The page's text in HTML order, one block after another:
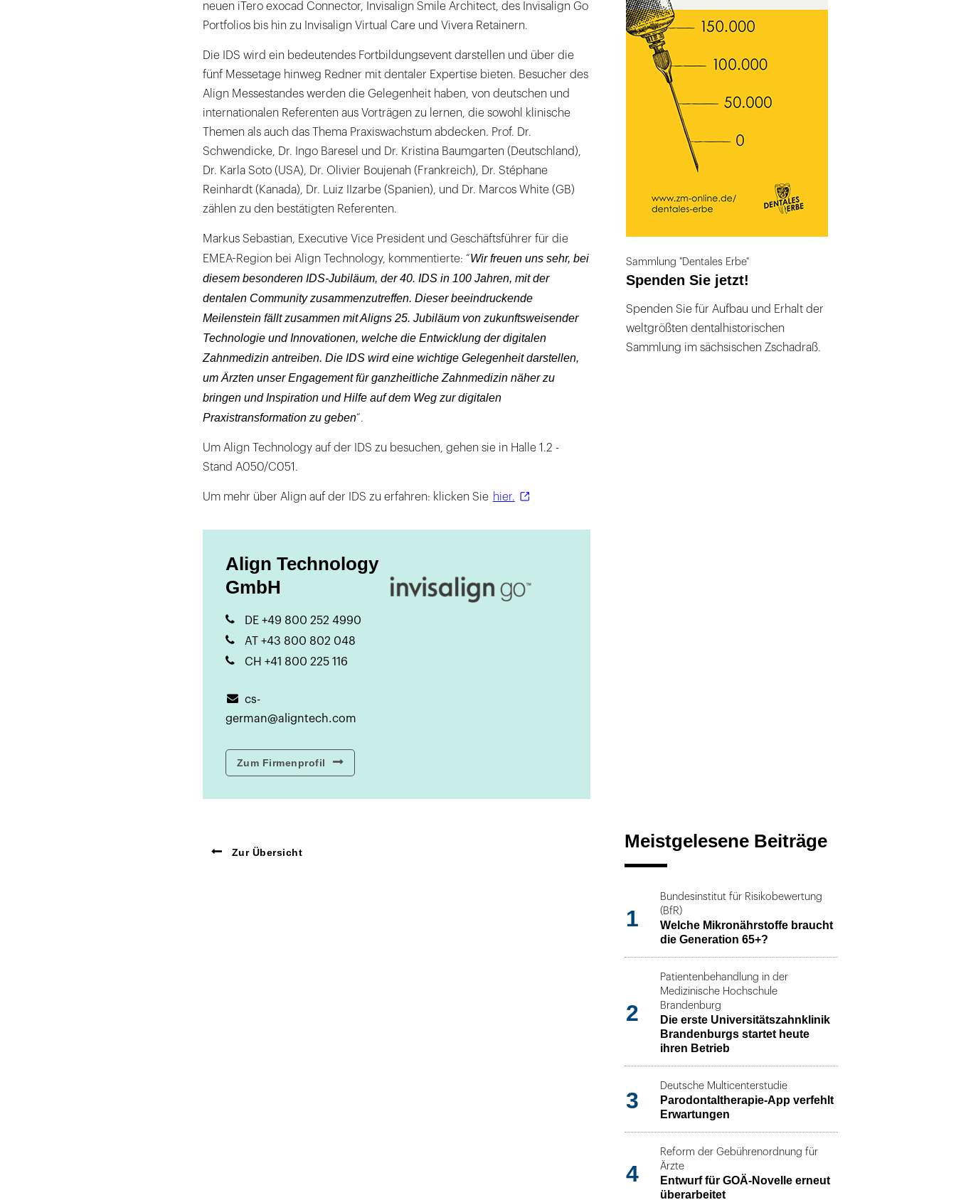
neuen iTero exocad Connector, Invisalign Smile Architect, des Invisalign Go
Portfolios bis hin zu Invisalign Virtual Care und Vivera Retainern.
Die IDS wird ein bedeutendes Fortbildungsevent darstellen und über die
fünf Messetage hinweg Redner mit dentaler Expertise bieten. Besucher des
Align Messestandes werden die Gelegenheit haben, von deutschen und
internationalen Referenten aus Vorträgen zu lernen, die sowohl klinische
Themen als auch das Thema Praxiswachstum abdecken. Prof. Dr.
Schwendicke, Dr. Ingo Baresel und Dr. Kristina Baumgarten (Deutschland),
Dr. Karla Soto (USA), Dr. Olivier Boujenah (Frankreich), Dr. Stéphane
Reinhardt (Kanada), Dr. Luiz IIzarbe (Spanien), und Dr. Marcos White (GB)
zählen zu den bestätigten Referenten.
Markus Sebastian, Executive Vice President und Geschäftsführer für die
EMEA-Region bei Align Technology, kommentierte: “Wir freuen uns sehr, bei
diesem besonderen IDS-Jubiläum, der 40. IDS in 100 Jahren, mit der
dentalen Community zusammenzutreffen. Dieser beeindruckende
Meilenstein fällt zusammen mit Aligns 25. Jubiläum von zukunftsweisender
Technologie und Innovationen, welche die Entwicklung der digitalen
Zahnmedizin antreiben. Die IDS wird eine wichtige Gelegenheit darstellen,
um Ärzten unser Engagement für ganzheitliche Zahnmedizin näher zu
bringen und Inspiration und Hilfe auf dem Weg zur digitalen
Praxistransformation zu geben“.
Um Align Technology auf der IDS zu besuchen, gehen sie in Halle 1.2 -
Stand A050/C051.
Um mehr über Align auf der IDS zu erfahren: klicken Sie hier.
Align Technology
GmbH
DE +49 800 252 4990
AT +43 800 802 048
CH +41 800 225 116
cs-
german@aligntech.com
Zum Firmenprofil
Zur Übersicht
Sammlung "Dentales Erbe"
Spenden Sie jetzt!
Spenden Sie für Aufbau und Erhalt der
weltgrößten dentalhistorischen
Sammlung im sächsischen Zschadraß.
Meistgelesene Beiträge
1
Bundesinstitut für Risikobewertung
(BfR)
Welche Mikronährstoffe braucht
die Generation 65+?
2
Patientenbehandlung in der
Medizinische Hochschule
Brandenburg
Die erste Universitätszahnklinik
Brandenburgs startet heute
ihren Betrieb
3
Deutsche Multicenterstudie
Parodontaltherapie-App verfehlt
Erwartungen
4
Reform der Gebührenordnung für
Ärzte
Entwurf für GOÄ-Novelle erneut
überarbeitet